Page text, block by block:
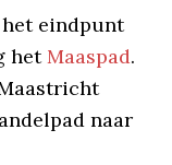
het eindpunt
hetMaaspad.
naar